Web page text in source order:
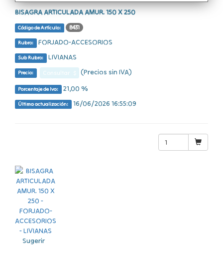
BISAGRA ARTICULADA AMUR. 150 X 250
Código de Artículo: B431
Rubro: FORJADO-ACCESORIOS
Sub Rubro: LIVIANAS
Precio: Consultar $ (Precios sin IVA)
Porcentaje de Iva: 21,00 %
Última actualización: 16/06/2026 16:55:09
Sugerir